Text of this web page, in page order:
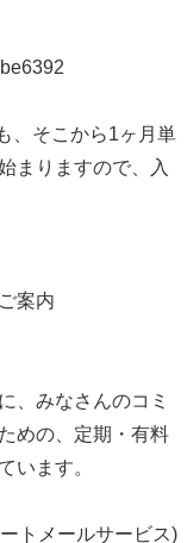
、そこから1ヶ月単
まりますので、入
案内
、みなさんのコミ
めの、定期・有料
います。
トメールサービス)